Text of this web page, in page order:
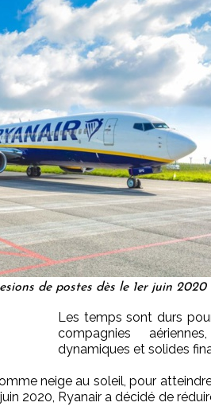
de postes dès le 1er juin 2020
Les temps sont durs
compagnies
dynamiques et solides
neige au soleil, pour
2020, Ryanair a décidé de